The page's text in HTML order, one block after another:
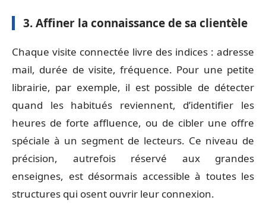
3. Affiner la connaissance de sa clientèle
Chaque visite connectée livre des indices : adresse
mail, durée de visite, fréquence. Pour une petite
librairie, par exemple, il est possible de détecter
quand les habitués reviennent, d’identifier les
heures de forte affluence, ou de cibler une offre
spéciale à un segment de lecteurs. Ce niveau de
précision, autrefois réservé aux grandes
enseignes, est désormais accessible à toutes les
structures qui osent ouvrir leur connexion.